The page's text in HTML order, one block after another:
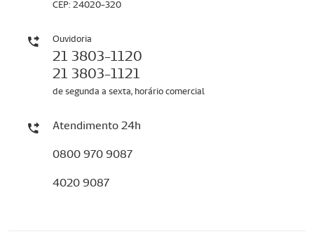
CEP: 24020-320
Ouvidoria
21 3803-1120
21 3803-1121
de segunda a sexta, horário comercial
Atendimento 24h
0800 970 9087
4020 9087